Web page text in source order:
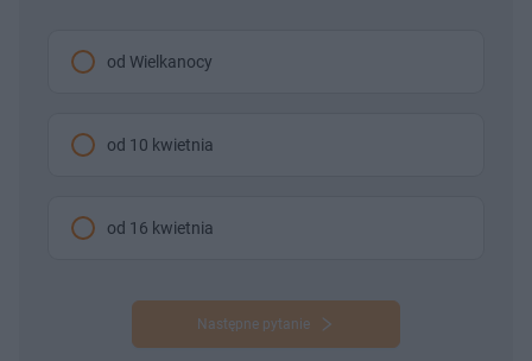
od Wielkanocy
od 10 kwietnia
od 16 kwietnia
Następne pytanie